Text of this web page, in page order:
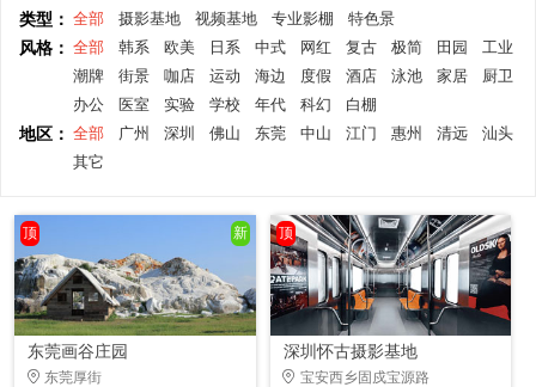
类型： 全部 摄影基地 视频基地 专业影棚 特色景
风格： 全部 韩系 欧美 日系 中式 网红 复古 极简 田园
工业
潮牌
街景 咖店 运动 海边 度假 酒店 泳池 家居
厨卫
办公
医室 实验 学校 年代 科幻 白棚
地区： 全部 广州 深圳 佛山 东莞 中山 江门 惠州 清远
汕头
其它
新
顶
东莞画谷庄园
东莞厚街
顶
深圳怀古摄影基地
宝安西乡固戍宝源路